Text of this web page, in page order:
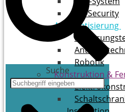
OT-Security
Automatisierung
Robotik
Konstruktion &
Suche